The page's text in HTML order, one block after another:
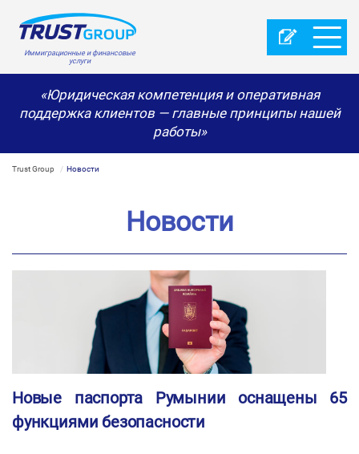
Иммиграционные и финансовые
услуги
«Юридическая компетенция и оперативная
поддержка клиентов — главные принципы нашей
работы»
Trust Group Новости
Новости
Новые паспорта Румынии оснащены 65
функциями безопасности